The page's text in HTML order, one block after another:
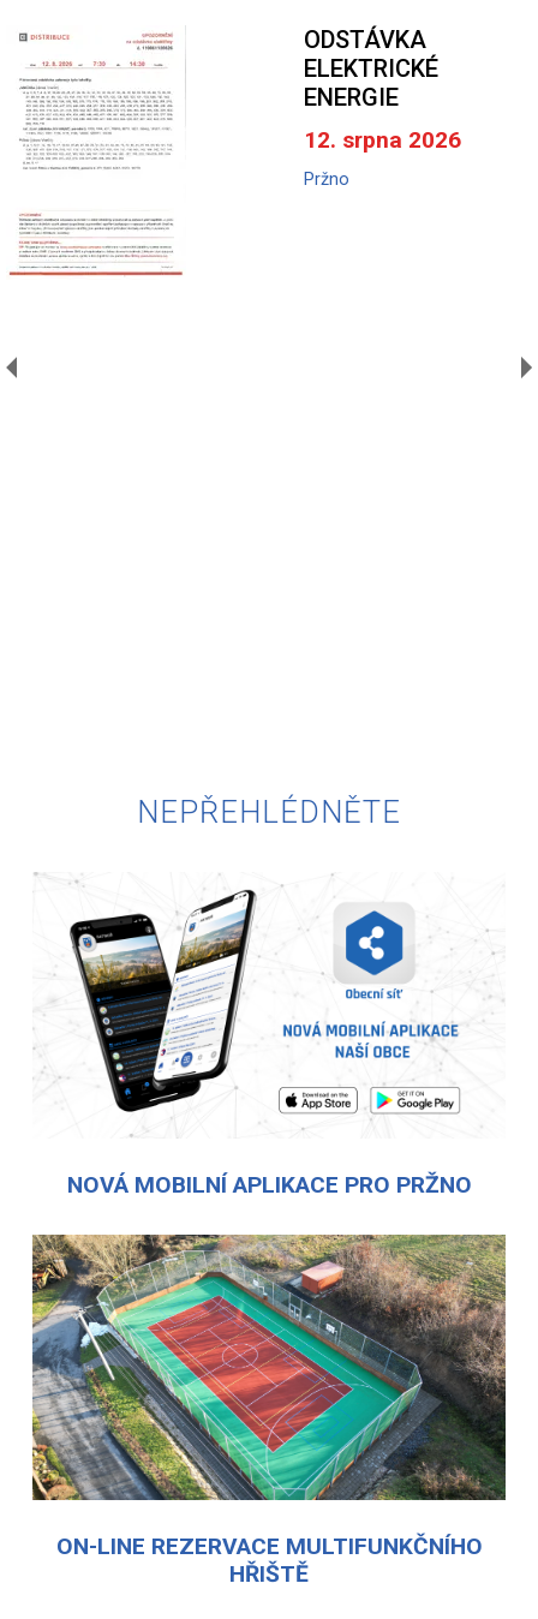
ODSTÁVKA
ELEKTRICKÉ
ENERGIE
12. srpna 2026
Pržno
NEPŘEHLÉDNĚTE
NOVÁ MOBILNÍ APLIKACE PRO PRŽNO
ON-LINE REZERVACE MULTIFUNKČNÍHO
HŘIŠTĚ